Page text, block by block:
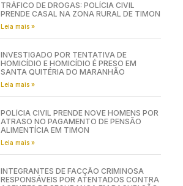
TRÁFICO DE DROGAS: POLÍCIA CIVIL
PRENDE CASAL NA ZONA RURAL DE TIMON
Leia mais »
INVESTIGADO POR TENTATIVA DE
HOMICÍDIO E HOMICÍDIO É PRESO EM
SANTA QUITÉRIA DO MARANHÃO
Leia mais »
POLÍCIA CIVIL PRENDE NOVE HOMENS POR
ATRASO NO PAGAMENTO DE PENSÃO
ALIMENTÍCIA EM TIMON
Leia mais »
INTEGRANTES DE FACÇÃO CRIMINOSA
RESPONSÁVEIS POR ATENTADOS CONTRA